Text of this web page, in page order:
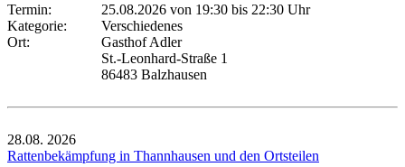
Termin:
25.08.2026 von 19:30 bis 22:30 Uhr
Kategorie:
Verschiedenes
Ort:
Gasthof Adler
St.-Leonhard-Straße 1
86483 Balzhausen
28.08. 2026
Rattenbekämpfung in Thannhausen und den Ortsteilen